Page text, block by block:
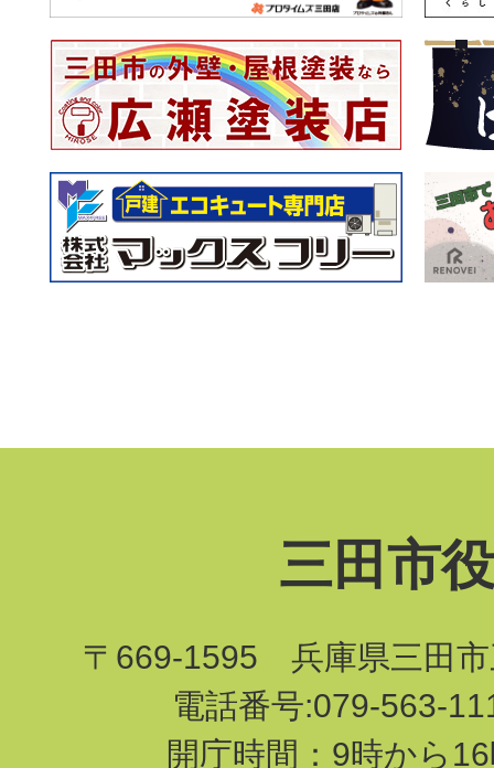
三田市
〒669-1595 兵庫県三田市
電話番号:079-563-
開庁時間：9時から